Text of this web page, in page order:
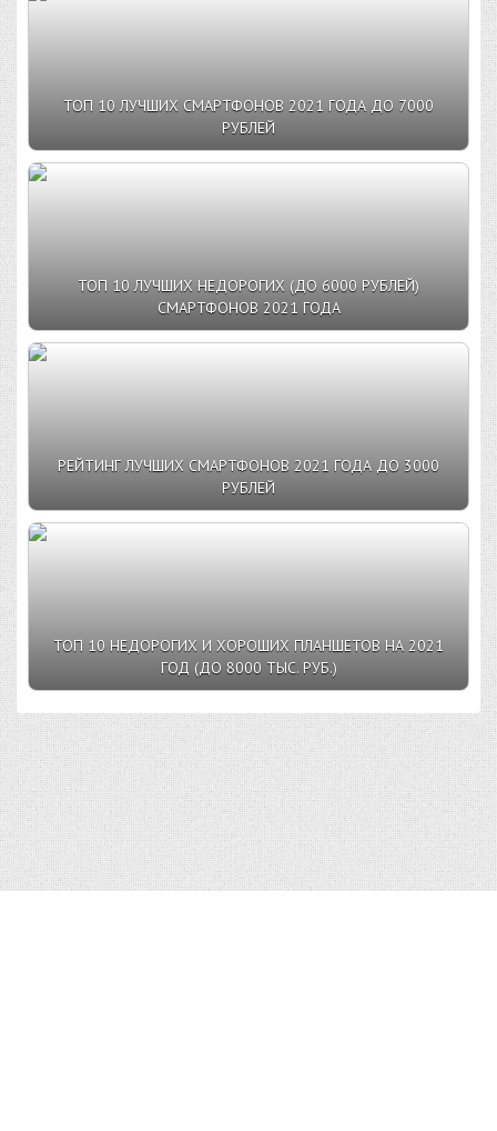
ТОП 10 ЛУЧШИХ СМАРТФОНОВ 2021 ГОДА ДО 7000
РУБЛЕЙ
ТОП 10 ЛУЧШИХ НЕДОРОГИХ (ДО 6000 РУБЛЕЙ)
СМАРТФОНОВ 2021 ГОДА
РЕЙТИНГ ЛУЧШИХ СМАРТФОНОВ 2021 ГОДА ДО 3000
РУБЛЕЙ
ТОП 10 НЕДОРОГИХ И ХОРОШИХ ПЛАНШЕТОВ НА 2021
ГОД (ДО 8000 ТЫС. РУБ.)